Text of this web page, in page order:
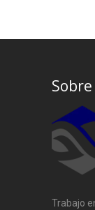
Trabajo